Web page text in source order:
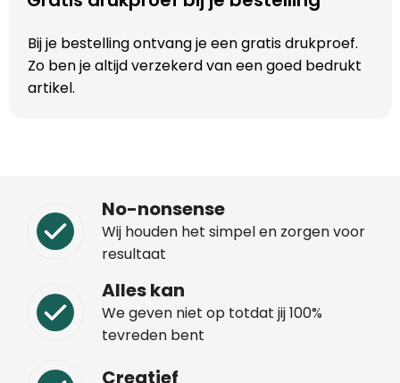
Trolleys
Aktetassen
Goodiebags
Bij je bestelling ontvang je een gratis drukproef.
Zo ben je altijd verzekerd van een goed bedrukt
artikel.
No-nonsense
Wij houden het simpel en zorgen voor
resultaat
Alles kan
We geven niet op totdat jij 100%
tevreden bent
Creatief